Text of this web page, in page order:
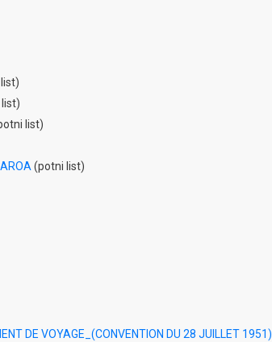
list)
(potni list)
DE VOYAGE_(CONVENTION DU 28 JUILLET 1951)